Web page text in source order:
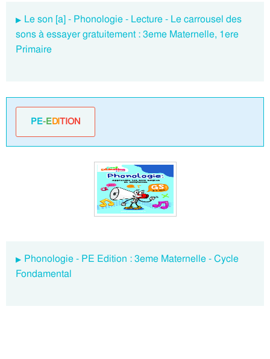
Le son [a] - Phonologie - Lecture - Le carrousel des
sons à essayer gratuitement : 3eme Maternelle, 1ere
Primaire
PE-EDITION
Phonologie - PE Edition : 3eme Maternelle - Cycle
Fondamental